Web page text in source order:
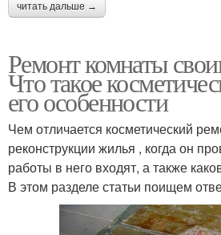
читать дальше →
Ремонт комнаты
Что такое
его особенности
Чем отличается косметический
реконструкции жилья , когда он
работы в него входят, а также
В этом разделе статьи поищем